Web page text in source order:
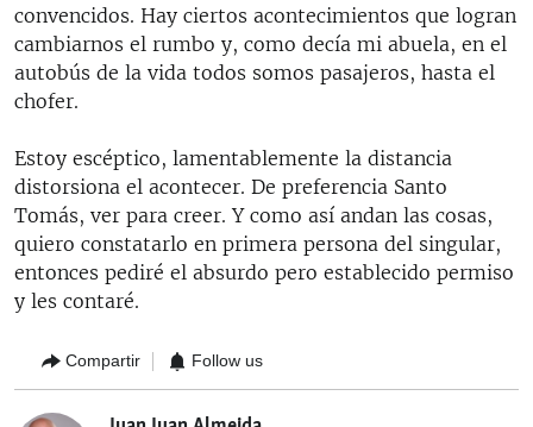
convencidos. Hay ciertos acontecimientos que logran
cambiarnos el rumbo y, como decía mi abuela, en el
autobús de la vida todos somos pasajeros, hasta el
chofer.
Estoy escéptico, lamentablemente la distancia
distorsiona el acontecer. De preferencia Santo
Tomás, ver para creer. Y como así andan las cosas,
quiero constatarlo en primera persona del singular,
entonces pediré el absurdo pero establecido permiso
y les contaré.
Compartir Follow us